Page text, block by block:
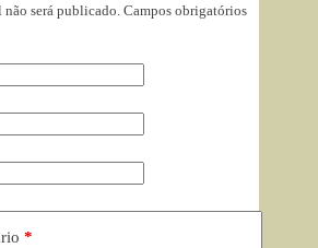
será publicado. Campos obrigatórios
*